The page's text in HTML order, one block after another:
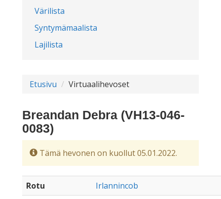
Värilista
Syntymämaalista
Lajilista
Etusivu Virtuaalihevoset
Breandan Debra (VH13-046-
0083)
Tämä hevonen on kuollut 05.01.2022.
Rotu
Irlannincob